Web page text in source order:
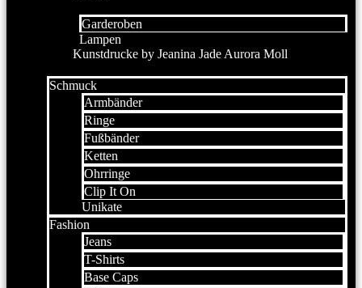
Garderoben
Lampen
Kunstdrucke by Jeanina Jade Aurora Moll
Schmuck
Armbänder
Ringe
Fußbänder
Ketten
Ohrringe
Clip It On
Unikate
Fashion
Jeans
T-Shirts
Base Caps